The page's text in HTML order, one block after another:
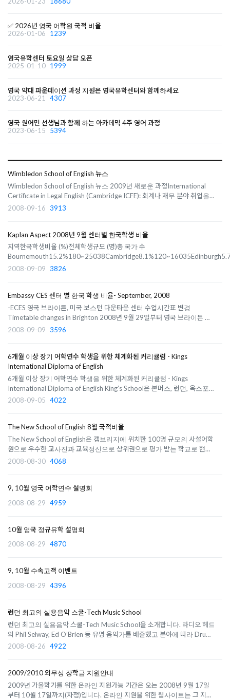
✅ 2026년 영국 어학원 국적 비율
2026-01-06
1239
영국유학센터 토요일 상담 오픈
2025-01-10 1999
영국 약대 파운데이션 과정 지원은 영국유학센터와 함께하세요
2023-06-21
4307
영국 원어민 선생님과 함께 하는 아카데믹 4주 영어 과정
2023-06-15
5394
Wimbledon School of English 뉴스
Wimbledon School of English 뉴스 2009년 새로운 과정International
Certificate in Legal English (Cambridge ICFE): 회계나 재무 분야 취업을
희망하거나 재직중인 사람들을 대상으로 하는 시험으로 이 학교에서는 시험
2008-09-16 3913
Kaplan Aspect 2008년 9월 센터별 한국학생 비율
지역한국학생비율 (%)전체학생규모 (명)총 국가 수
Covent Garden10.4%150~23049London Leicester
2008-09-09 3826
Embassy CES 센터 별 한국 학생 비율- September, 2008
-ECES 영국 브라이튼, 미국 보스턴 다운타운 센터 수업시간표 변경
Timetable changes in Brighton 2008년 9월 29일부터 영국 브라이튼 센
터에서는 장기, 일반 과정의 모든 학급의 시간표를 오전 오후로 변경 하여 운
2008-09-09 3596
6개월 이상 장기 어학연수 학생을 위한 체계화된 커리큘럼 - Kings
International Diploma of English
6개월 이상 장기 어학연수 학생을 위한 체계화된 커리큘럼 - Kings
International Diploma of English King’s School은 본머스, 런던, 옥스포드
세 곳에 센터를 갖고 있는 상위권 영어학교로 이번 2008년 9월, 6개월 이상
2008-09-05 4022
The New School of English 8월 국적비율
The New School of English은 캠브리지에 위치한 100명 규모의 사설어학
원으로 우수한 교사진과 교육정신으로 상위권으로 평가 받는 학교로 현재 약
85명의 학생들이 공부하고 있습니다. 여름시즌에는 학생 국적 변동률이 크
2008-08-30 4068
9, 10월 영국 어학연수 설명회
2008-08-29 4959
10월 영국 정규유학 설명회
2008-08-29 4870
9, 10월 수속고객 이벤트
2008-08-29 4396
런던 최고의 실용음악 스쿨-Tech Music School
런던 최고의 실용음악 스쿨-Tech Music School을 소개합니다. 라디오 헤드
의 Phil Selway, Ed O’Brien 등 유명 음악가를 배출했고 분야에 따라 Drum,
Vocal, Guitar, Key board로 나누어집니다. 학교 홈페이지
2008-08-26 4922
2009/2010 외무성 장학금 지원안내
2009년 가을학기를 위한 온라인 지원가능 기간은 오는 2008년 9월 17일
부터 10월 17일까지(자정)입니다. 온라인 지원을 위한 웹사이트는 그 지원